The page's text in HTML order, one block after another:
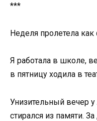
***
Неделя пролетела как
Я работала в школе,
в пятницу ходила в
Унизительный вечер
стирался из памяти.